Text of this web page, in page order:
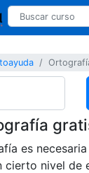
es
cierto nivel de